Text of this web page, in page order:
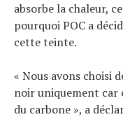
absorbe la chaleur,
pourquoi POC a
cette teinte.
« Nous avons choisi
noir uniquement car
du carbone », a